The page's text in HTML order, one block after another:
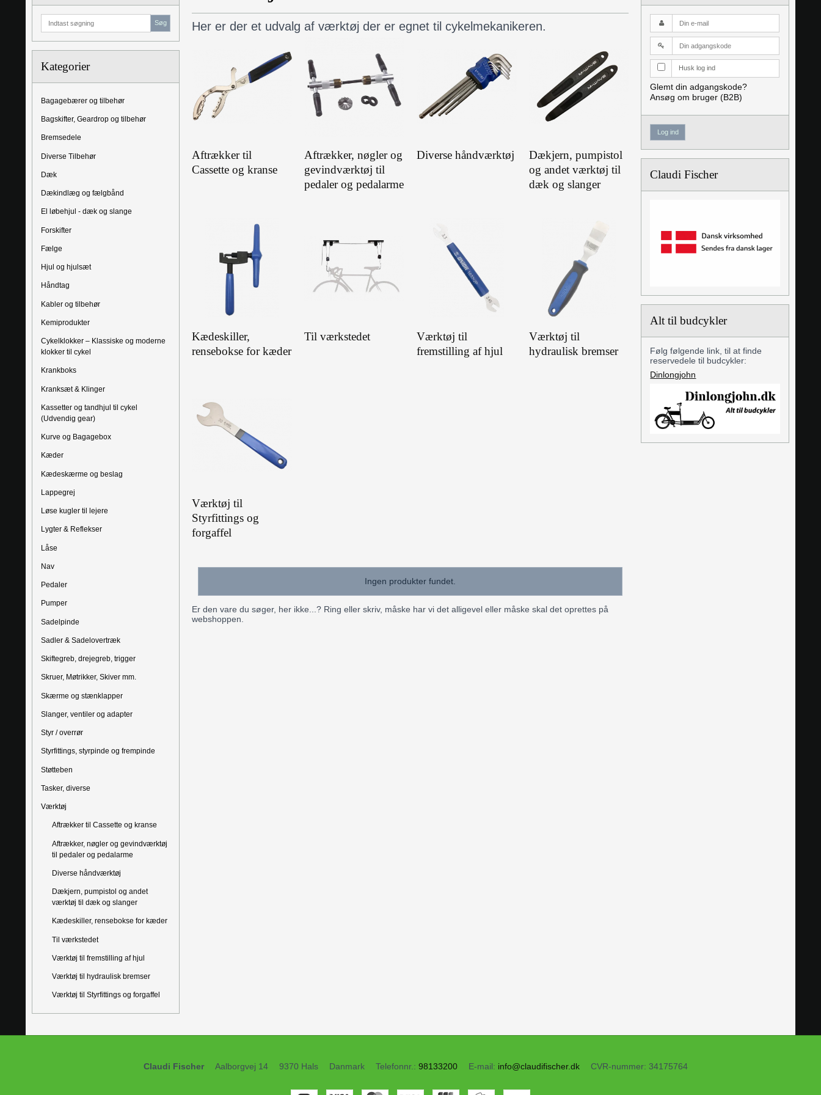
Søg
Kategorier
Bagagebærer og tilbehør
Bagskifter, Geardrop og tilbehør
Bremsedele
Diverse Tilbehør
Dæk
Dækindlæg og fælgbånd
El løbehjul - dæk og slange
Forskifter
Fælge
Hjul og hjulsæt
Håndtag
Kabler og tilbehør
Kemiprodukter
Cykelklokker – Klassiske og moderne
klokker til cykel
Krankboks
Kranksæt & Klinger
Kassetter og tandhjul til cykel
(Udvendig gear)
Kurve og Bagagebox
Kæder
Kædeskærme og beslag
Lappegrej
Løse kugler til lejere
Lygter & Reflekser
Låse
Nav
Pedaler
Pumper
Sadelpinde
Sadler & Sadelovertræk
Skiftegreb, drejegreb, trigger
Skruer, Møtrikker, Skiver mm.
Skærme og stænklapper
Slanger, ventiler og adapter
Styr / overrør
Styrfittings, styrpinde og frempinde
Støtteben
Tasker, diverse
Værktøj
Aftrækker til Cassette og kranse
Aftrækker, nøgler og gevindværktøj
til pedaler og pedalarme
Diverse håndværktøj
Dækjern, pumpistol og andet
værktøj til dæk og slanger
Kædeskiller, rensebokse for kæder
Til værkstedet
Værktøj til fremstilling af hjul
Værktøj til hydraulisk bremser
Værktøj til Styrfittings og forgaffel
Her er der et udvalg af værktøj der er egnet til cykelmekanikeren.
Aftrækker til
Cassette og kranse
Aftrækker, nøgler og
gevindværktøj til
pedaler og pedalarme
Diverse håndværktøj
Dækjern, pumpistol
og andet værktøj til
dæk og slanger
Kædeskiller,
rensebokse for kæder
Til værkstedet
Værktøj til
fremstilling af hjul
Værktøj til
hydraulisk bremser
Værktøj til
Styrfittings og
forgaffel
Ingen produkter fundet.
Er den vare du søger, her ikke...? Ring eller skriv, måske har vi det alligevel eller måske skal det oprettes på
webshoppen.
Husk log ind
Glemt din adgangskode?
Ansøg om bruger (B2B)
Log ind
Claudi Fischer
Alt til budcykler
Følg følgende link, til at finde
reservedele til budcykler:
Dinlongjohn
Claudi Fischer Aalborgvej 14 9370 Hals Danmark Telefonnr.: 98133200 E-mail: info@claudifischer.dk CVR-nummer: 34175764